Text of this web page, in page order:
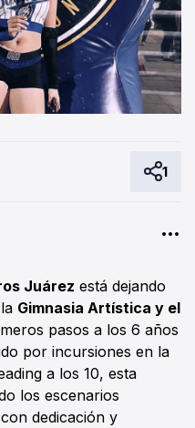
1
Juárez está dejando
Gimnasia Artística y el
pasos a los 6 años
por incursiones en la
a los 10, esta
los escenarios
dedicación y